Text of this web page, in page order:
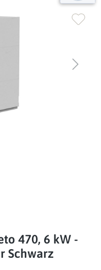
470, 6 kW -
Schwarz